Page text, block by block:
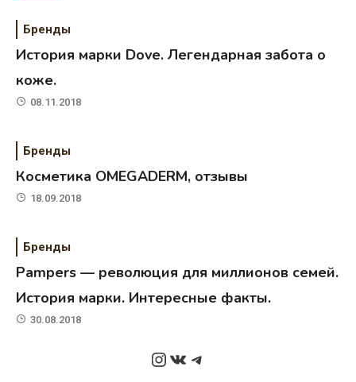
Бренды
История марки Dove. Легендарная забота о
коже.
08.11.2018
Бренды
Косметика OMEGADERM, отзывы
18.09.2018
Бренды
Pampers — революция для миллионов семей.
История марки. Интересные факты.
30.08.2018
Instagram
ВКонтакте
Telegram